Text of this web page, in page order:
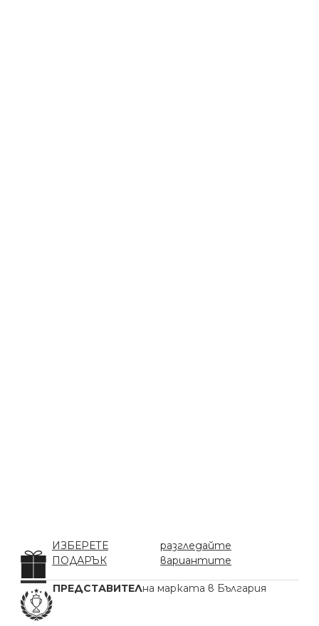
ИЗБЕРЕТЕ
ПОДАРЪК
разгледайте
вариантите
ПРЕДСТАВИТЕЛна марката в България